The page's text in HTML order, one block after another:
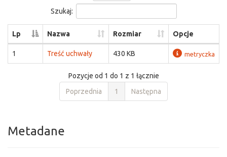
Szukaj:
Lp Nazwa Rozmiar Opcje
1 Treść uchwały 430 KB metryczka
Pozycje od 1 do 1 z 1 łącznie
Poprzednia
1 Następna
Metadane